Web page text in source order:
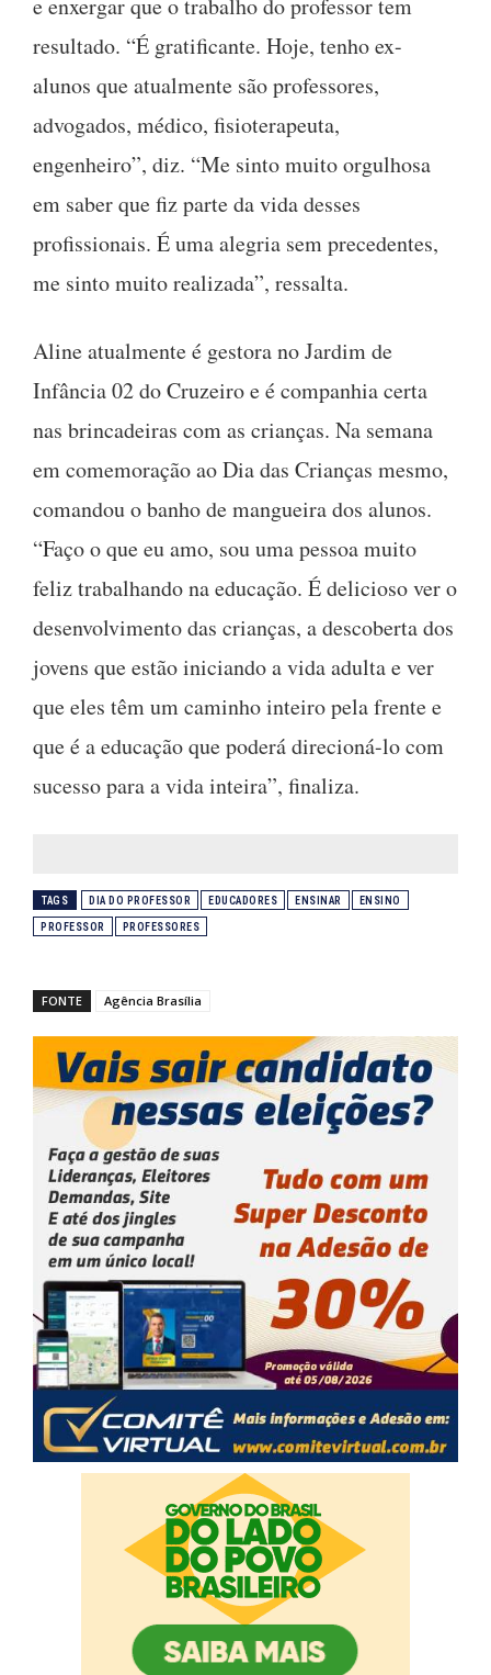
e enxergar que o trabalho do professor tem
resultado. “É gratificante. Hoje, tenho ex-
alunos que atualmente são professores,
advogados, médico, fisioterapeuta,
engenheiro”, diz. “Me sinto muito orgulhosa
em saber que fiz parte da vida desses
profissionais. É uma alegria sem precedentes,
me sinto muito realizada”, ressalta.
Aline atualmente é gestora no Jardim de
Infância 02 do Cruzeiro e é companhia certa
nas brincadeiras com as crianças. Na semana
em comemoração ao Dia das Crianças mesmo,
comandou o banho de mangueira dos alunos.
“Faço o que eu amo, sou uma pessoa muito
feliz trabalhando na educação. É delicioso ver o
desenvolvimento das crianças, a descoberta dos
jovens que estão iniciando a vida adulta e ver
que eles têm um caminho inteiro pela frente e
que é a educação que poderá direcioná-lo com
sucesso para a vida inteira”, finaliza.
TAGS DIA DO PROFESSOR EDUCADORES ENSINAR ENSINO
PROFESSOR PROFESSORES
FONTE Agência Brasília